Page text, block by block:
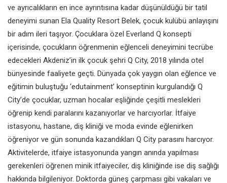
ve ayrıcalıkların en ince ayrıntısına kadar düşünüldüğü bir tatil
deneyimi sunan Ela Quality Resort Belek, çocuk kulübü anlayışını
bir adım ileri taşıyor. Çocuklara özel Everland Q konsepti
içerisinde, çocukların öğrenmenin eğlenceli deneyimini tecrübe
edecekleri Akdeniz’in ilk çocuk şehri Q City, 2018 yılında otel
bünyesinde faaliyete geçti. Dünyada çok yaygın olan eğlence ve
eğitimin buluştuğu ‘edutainment’ konseptinin kurgulandığı Q
City’de çocuklar, uzman hocalar eşliğinde çeşitli meslekleri
öğrenip kendi paralarını kazanıyorlar ve harcıyorlar. İtfaiye
istasyonu, hastane, diş kliniği ve moda evinde eğlenirken
öğreniyor ve gün sonunda kazandıkları Q City parasını harcıyor.
Aktivitelerde, itfaiye istasyonunda yangın anında yapılması
gerekenleri öğrenen minik itfaiyeciler, diş kliniğinde ise diş sağlığı
hakkında bilgileniyor. Doktorda güneş çarpması gibi vakaları ve